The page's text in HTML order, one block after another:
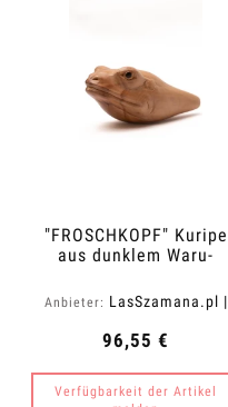
"FROSCHKOPF" Kuripe
aus dunklem Waru-
melanoxylon)
Anbieter: LasSzamana.pl |
96,55 €
Verfügbarkeit der Artikel